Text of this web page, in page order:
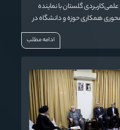
گلستان با نماینده
همکاری حوزه و دانشگاه در
علم برای حل چالش‌هایی
ادامه مطلب